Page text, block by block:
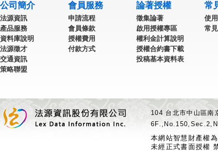
公司簡介
法源資訊
產品服務
資料庫說明
法源徵才
交通資訊
策略聯盟
會員服務
申請流程
會員條款
授權費用
付款方式
論著授權
徵集論著
啟用授權專區
權利金計算說明
授權合約書下載
投稿基本資料表
常
使
常
104 台北市中山區
本網站智慧財產權
未經正式書面授權